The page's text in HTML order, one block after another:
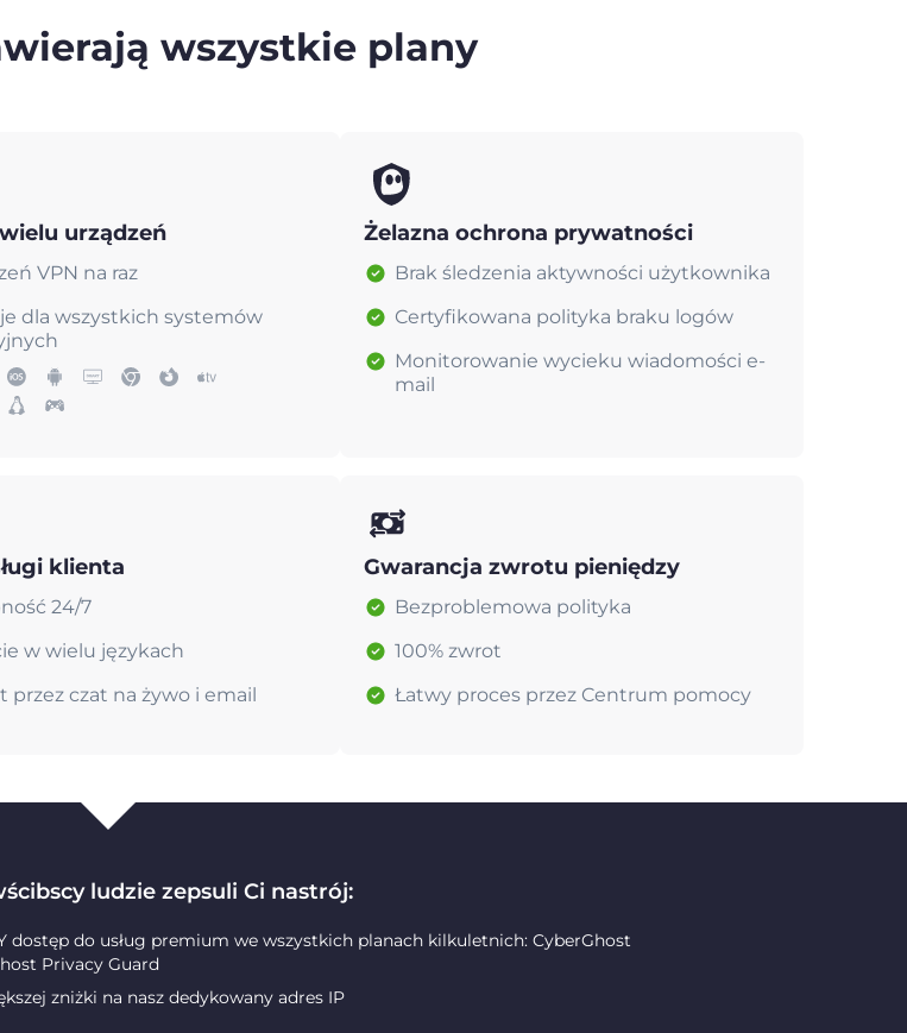
wszystkie plany
urządzeń
VPN na raz
dla wszystkich systemów
Żelazna ochrona prywatności
Brak śledzenia aktywności użytkownika
Certyfikowana polityka braku logów
Monitorowanie wycieku wiadomości e-
mail
klienta
24/7
w wielu językach
przez czat na żywo i email
Gwarancja zwrotu pieniędzy
Bezproblemowa polityka
100% zwrot
Łatwy proces przez Centrum pomocy
ludzie zepsuli Ci nastrój:
dostęp do usług premium we wszystkich planach kilkuletnich: CyberGhost
Privacy Guard
zniżki na nasz dedykowany adres IP